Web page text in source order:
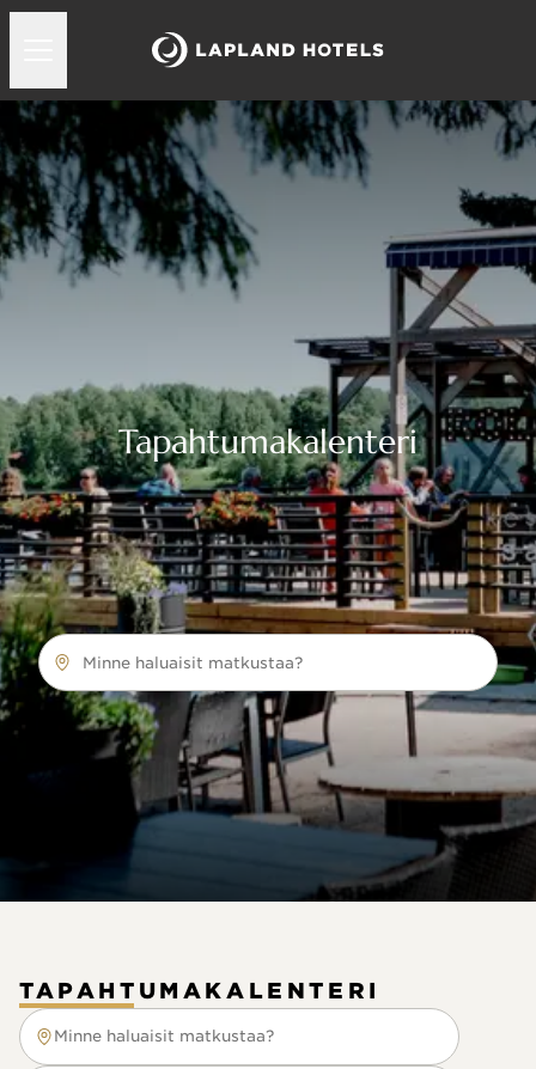
Tapahtumakalenteri
Minne haluaisit matkustaa?
TAPAHTUMAKALENTERI
Minne haluaisit matkustaa?
Minne haluaisit matkustaa?